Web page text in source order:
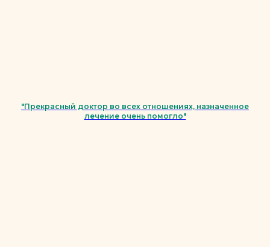
"Прекрасный доктор во всех отношениях, назначенное
лечение очень помогло"